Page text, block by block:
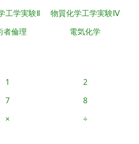
工学実験Ⅱ 物質化学工学実験Ⅳ
者倫理 電気化学
1 2
7 8
× ÷